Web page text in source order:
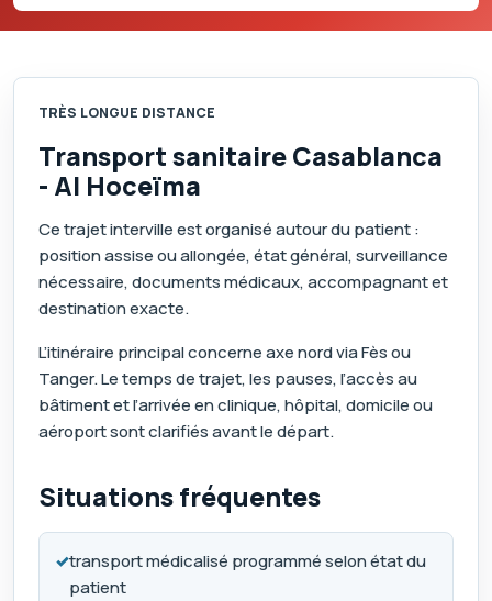
TRÈS LONGUE DISTANCE
Transport sanitaire Casablanca
- Al Hoceïma
Ce trajet interville est organisé autour du patient :
position assise ou allongée, état général, surveillance
nécessaire, documents médicaux, accompagnant et
destination exacte.
L’itinéraire principal concerne axe nord via Fès ou
Tanger. Le temps de trajet, les pauses, l’accès au
bâtiment et l’arrivée en clinique, hôpital, domicile ou
aéroport sont clarifiés avant le départ.
Situations fréquentes
✓transport médicalisé programmé selon état du
patient